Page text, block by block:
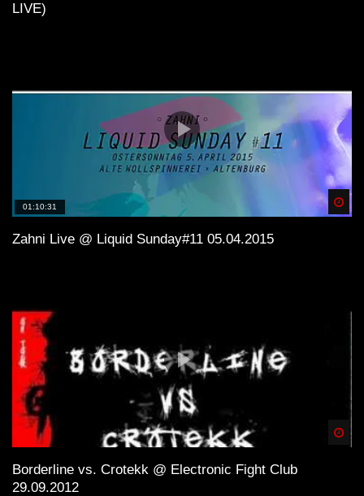
LIVE)
01:10:31
Zahni Live @ Liquid Sunday#11 05.04.2015
Borderline vs. Crotekk @ Electronic Fight Club
29.09.2012